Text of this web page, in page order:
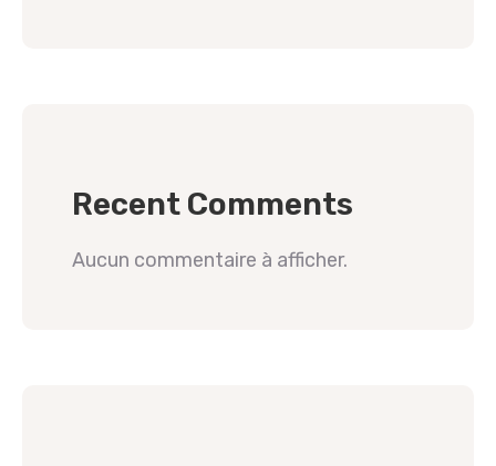
Recent Comments
Aucun commentaire à afficher.